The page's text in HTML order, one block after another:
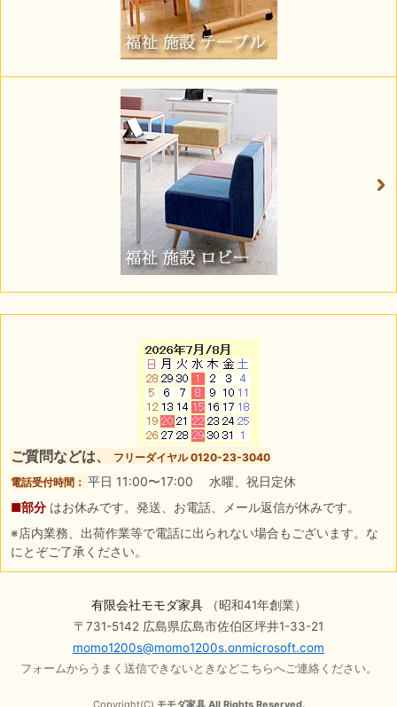
ご質問などは、
フリーダイヤル 0120-23-3040
電話受付時間： 平日 11:00〜17:00 水曜、祝日定休
■部分 はお休みです。発送、お電話、メール返信が休みです。
※店内業務、出荷作業等で電話に出られない場合もございます。な
にとぞご了承ください。
有限会社モモダ家具（昭和41年創業）
〒731-5142 広島県広島市佐伯区坪井1-33-21
momo1200s@momo1200s.onmicrosoft.com
フォームからうまく送信できないときなどこちらへご連絡ください。